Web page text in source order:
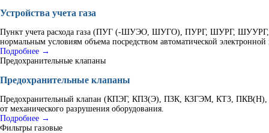
Устройства учета газа
Пункт учета расхода газа (ПУГ (-ШУЭО, ШУГО), ПУРГ, ШУРГ, ШУУРГ,
нормальным условиям объема посредством автоматической электронной
Подробнее →
Предохранительные клапаны
Предохранительные клапаны
Предохранительный клапан (КПЭГ, КПЗ(Э), ПЗК, КЗГЭМ, КТЗ, ПКВ(Н),
от механического разрушения оборудования.
Подробнее →
Фильтры газовые